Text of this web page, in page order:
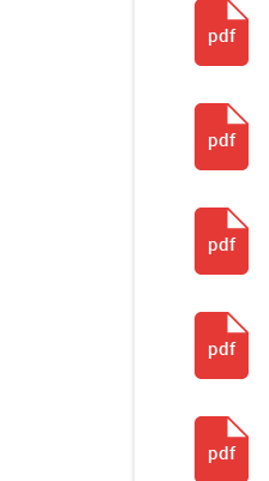
pdf
pdf
pdf
pdf
pdf